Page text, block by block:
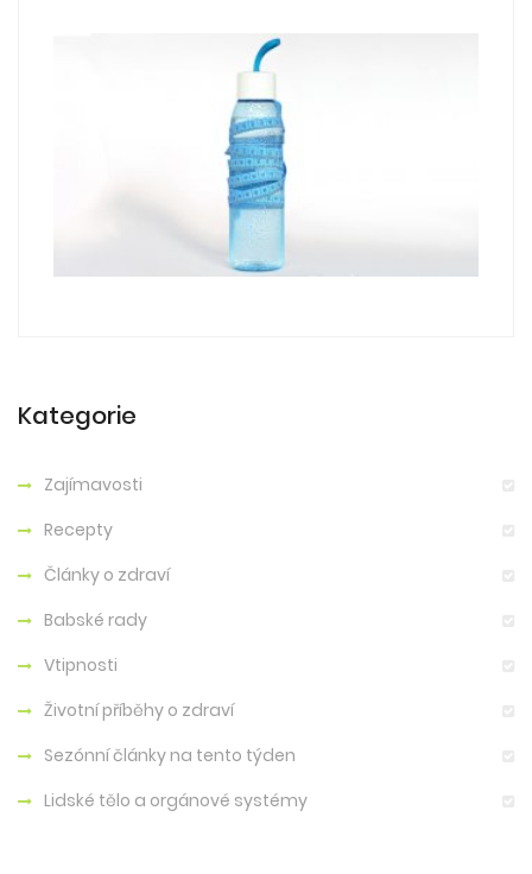
Kategorie
Zajímavosti
Recepty
Články o zdraví
Babské rady
Vtipnosti
Životní příběhy o zdraví
Sezónní články na tento týden
Lidské tělo a orgánové systémy